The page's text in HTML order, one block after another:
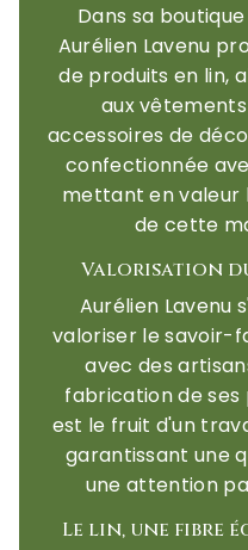
Dans sa
Aurélien Lavenu
de produits en lin,
aux
accessoires de
confectionnée
mettant en valeur
de cette
Valorisation
Aurélien Lavenu
valoriser le savoir-
avec des
fabrication de ses
est le fruit d'un
garantissant une
une attention
Le lin, une fibre